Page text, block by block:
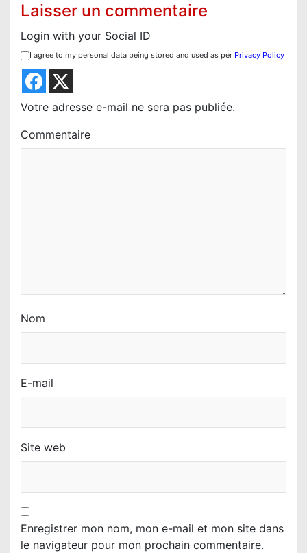
Laisser un commentaire
Login with your Social ID
I agree to my personal data being stored and used as per Privacy Policy
Votre adresse e-mail ne sera pas publiée.
Commentaire
Nom
E-mail
Site web
Enregistrer mon nom, mon e-mail et mon site dans
le navigateur pour mon prochain commentaire.